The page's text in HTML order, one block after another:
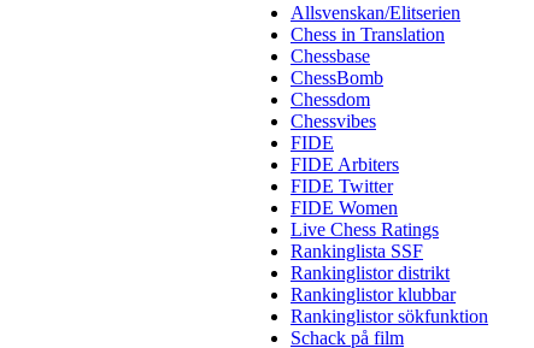
Allsvenskan/Elitserien
Chess in Translation
Chessbase
ChessBomb
Chessdom
Chessvibes
FIDE
FIDE Arbiters
FIDE Twitter
FIDE Women
Live Chess Ratings
Rankinglista SSF
Rankinglistor distrikt
Rankinglistor klubbar
Rankinglistor sökfunktion
Schack på film